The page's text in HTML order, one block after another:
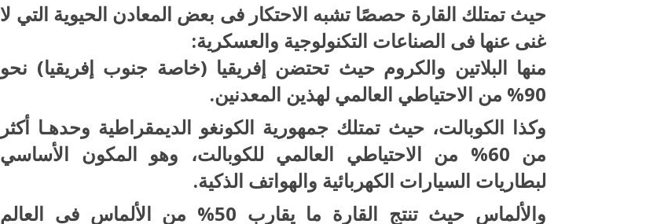
حيث تمتلك القارة حصصًا تشبه الاحتكار فى بعض المعادن الحيوية التي لا
غنى عنها فى الصناعات التكنولوجية والعسكرية:
منها البلاتين والكروم حيث تحتضن إفريقيا (خاصة جنوب إفريقيا) نحو
90% من الاحتياطي العالمي لهذين المعدنين.
وكذا الكوبالت، حيث تمتلك جمهورية الكونغو الديمقراطية وحدهـا أكثر
من 60% من الاحتياطي العالمي للكوبالت، وهو المكون الأساسي
لبطاريات السيارات الكهربائية والهواتف الذكية.
والألماس حيث تنتج القارة ما يقارب 50% من الألماس فى العالم